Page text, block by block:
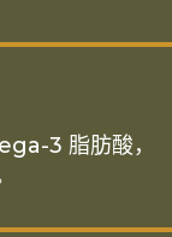
3 脂肪酸，